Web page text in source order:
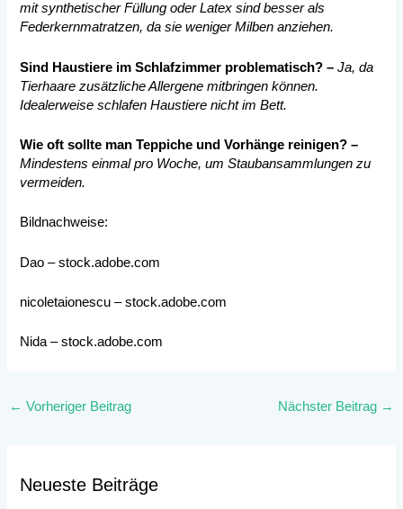
mit synthetischer Füllung oder Latex sind besser als
Federkernmatratzen, da sie weniger Milben anziehen.
Sind Haustiere im Schlafzimmer problematisch? –Ja, da
Tierhaare zusätzliche Allergene mitbringen können.
Idealerweise schlafen Haustiere nicht im Bett.
Wie oft sollte man Teppiche und Vorhänge reinigen? –
Mindestens einmal pro Woche, um Staubansammlungen zu
vermeiden.
Bildnachweise:
Dao – stock.adobe.com
nicoletaionescu – stock.adobe.com
Nida– stock.adobe.com
← Vorheriger Beitrag Nächster Beitrag →
Neueste Beiträge